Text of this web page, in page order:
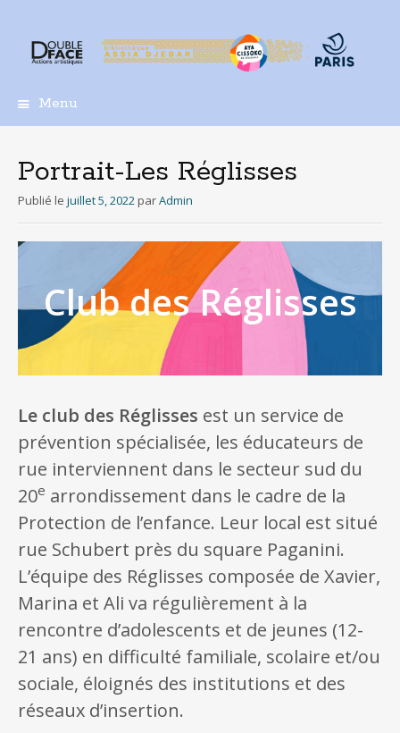
Menu
principal
Portrait-Les Réglisses
Publié le juillet 5, 2022 parAdmin
Club des Réglisses
Le club des Réglisses est un service de
prévention spécialisée, les éducateurs de
rue interviennent dans le secteur sud du
20e arrondissement dans le cadre de la
Protection de l’enfance. Leur local est situé
rue Schubert près du square Paganini.
L’équipe des Réglisses composée de Xavier,
Marina et Ali va régulièrement à la
rencontre d’adolescents et de jeunes (12-
21 ans) en difficulté familiale, scolaire et/ou
sociale, éloignés des institutions et des
réseaux d’insertion.